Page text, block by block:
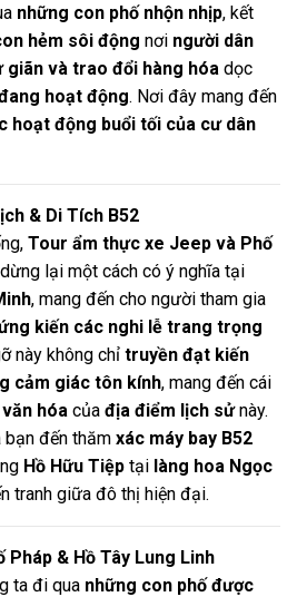
những con phố nhộn nhịp, kết
hẻm sôi động nơi người dân
giãn và trao đổi hàng hóa dọc
hoạt động. Nơi đây mang đến
hoạt động buổi tối của cư dân
& Di Tích B52
Tour ẩm thực xe Jeep và Phố
lại một cách có ý nghĩa tại
, mang đến cho người tham gia
kiến các nghi lễ trang trọng
này không chỉ truyền đạt kiến
cảm giác tôn kính, mang đến cái
hóa của địa điểm lịch sửnày.
đến thăm xác máy bay B52
Hồ Hữu Tiệp tại làng hoa Ngọc
tranh giữa đô thị hiện đại.
Pháp & Hồ Tây Lung Linh
ta đi qua những con phố được